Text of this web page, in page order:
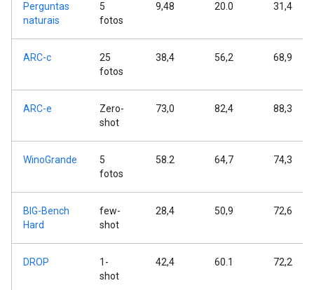
Perguntas
naturais
5
fotos
9,48 20.0 31,4
ARC-c
25
fotos
38,4 56,2 68,9
ARC-e
Zero-
shot
73,0 82,4 88,3
WinoGrande
5
fotos
58.2 64,7 74,3
BIG-Bench
Hard
few-
shot
28,4 50,9 72,6
DROP
1-
shot
42,4 60.1 72,2